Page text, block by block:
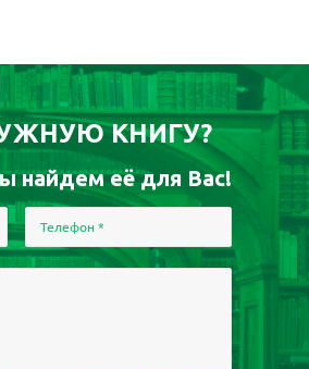
КНИГУ?
найдем её для Вас!
Телефон *